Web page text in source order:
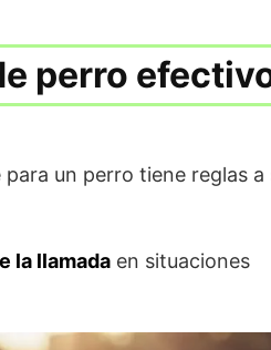
perro
un perro tiene reglas a
la llamada en situaciones